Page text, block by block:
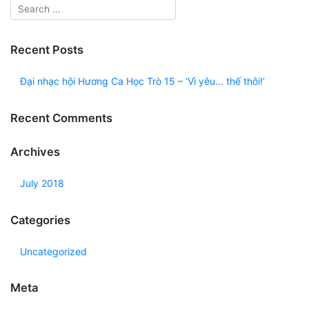
Recent Posts
Đại nhạc hội Hương Ca Học Trò 15 – ‘Vì yêu… thế thôi!’
Recent Comments
Archives
July 2018
Categories
Uncategorized
Meta